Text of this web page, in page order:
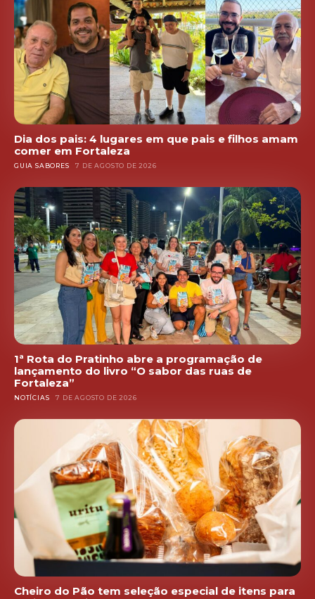
Dia dos pais: 4 lugares em que pais e filhos amam
comer em Fortaleza
GUIA SABORES 7 DE AGOSTO DE 2026
1ª Rota do Pratinho abre a programação de
lançamento do livro “O sabor das ruas de
Fortaleza”
NOTÍCIAS 7 DE AGOSTO DE 2026
Cheiro do Pão tem seleção especial de itens para